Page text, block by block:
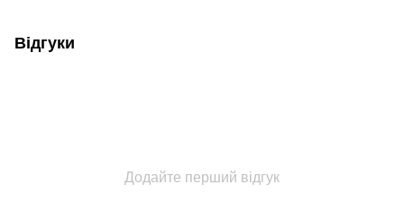
Відгуки
Додайте перший відгук